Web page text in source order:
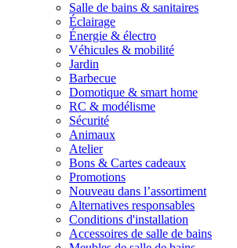
Salle de bains & sanitaires
Éclairage
Énergie & électro
Véhicules & mobilité
Jardin
Barbecue
Domotique & smart home
RC & modélisme
Sécurité
Animaux
Atelier
Bons & Cartes cadeaux
Promotions
Nouveau dans l’assortiment
Alternatives responsables
Conditions d'installation
Accessoires de salle de bains